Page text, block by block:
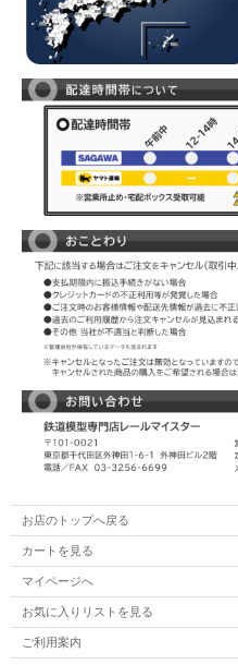
お店のトップへ戻る
カートを見る
マイページへ
お気に入りリストを見る
ご利用案内